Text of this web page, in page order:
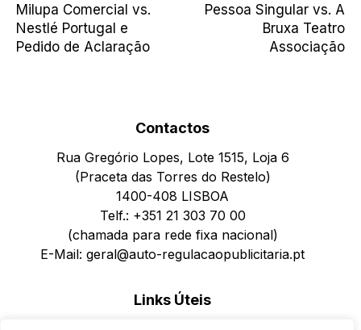
Milupa Comercial vs.
Nestlé Portugal e
Pedido de Aclaração
Pessoa Singular vs. A
Bruxa Teatro
Associação
Contactos
Rua Gregório Lopes, Lote 1515, Loja 6
(Praceta das Torres do Restelo)
1400-408 LISBOA
Telf.: +351 21 303 70 00
(chamada para rede fixa nacional)
E-Mail: geral@auto-regulacaopublicitaria.pt
Links Úteis